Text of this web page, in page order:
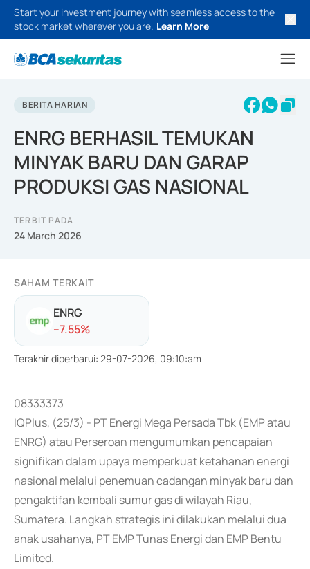
Start your investment journey with seamless access to the
stock market wherever you are. Learn More
BERITA HARIAN
ENRG BERHASIL TEMUKAN
MINYAK BARU DAN GARAP
PRODUKSI GAS NASIONAL
TERBIT PADA
24 March 2026
SAHAM TERKAIT
ENRG
--7.55%
Terakhir diperbarui: 29-07-2026, 09:10:am
08333373
IQPlus, (25/3) - PT Energi Mega Persada Tbk (EMP atau
ENRG) atau Perseroan mengumumkan pencapaian
signifikan dalam upaya memperkuat ketahanan energi
nasional melalui penemuan cadangan minyak baru dan
pengaktifan kembali sumur gas di wilayah Riau,
Sumatera. Langkah strategis ini dilakukan melalui dua
anak usahanya, PT EMP Tunas Energi dan EMP Bentu
Limited.